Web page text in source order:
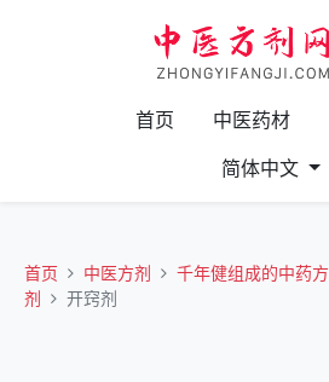
首页 中医药材
简体中文
首页 中医方剂
千年健组成的中药方
剂
开窍剂